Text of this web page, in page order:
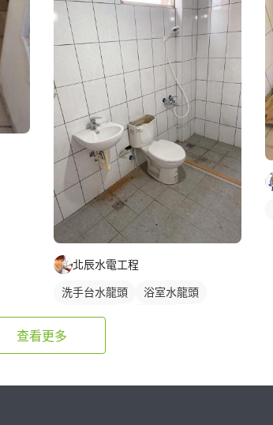
北辰水電工程
洗手台水龍頭
浴室水龍頭
水龍頭安裝
查看更多